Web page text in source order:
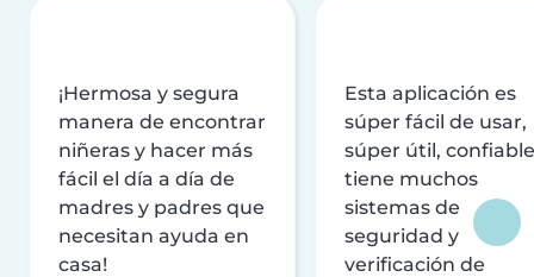
¡Hermosa y segura
manera de encontrar
niñeras y hacer más
fácil el día a día de
madres y padres que
necesitan ayuda en
casa!
Esta aplicación es
súper fácil de usar,
súper útil,
tiene muchos
sistemas de
seguridad y
verificación de